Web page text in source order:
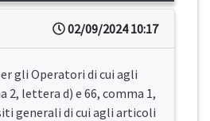
02/09/2024 10:17
gli Operatori di cui agli
2, lettera d) e 66, comma 1,
generali di cui agli articoli